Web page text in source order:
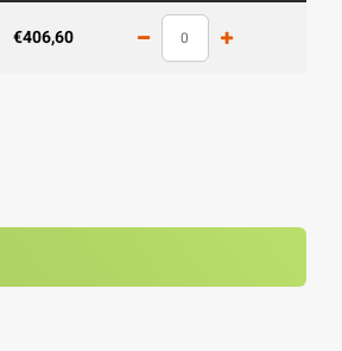
€406,60